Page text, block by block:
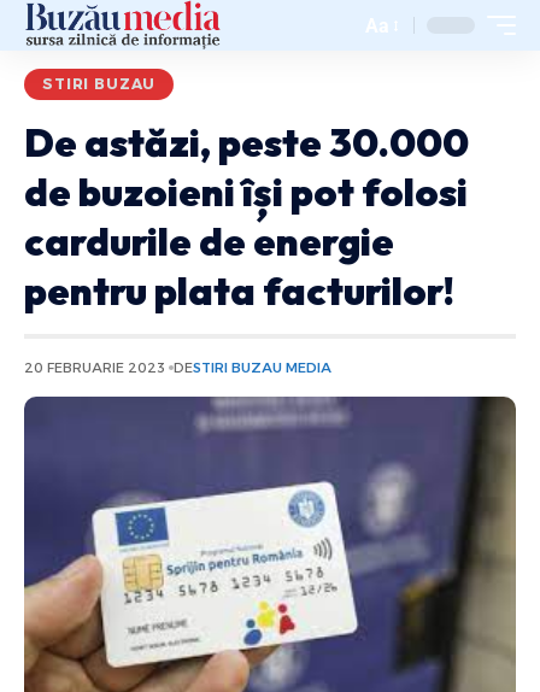
Aa
STIRI BUZAU
De astăzi, peste 30.000
de buzoieni își pot folosi
cardurile de energie
pentru plata facturilor!
20 FEBRUARIE 2023 DESTIRI BUZAU MEDIA